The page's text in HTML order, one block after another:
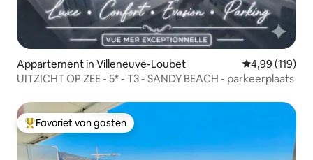
Appartement in Villeneuve-Loubet Gemiddelde
4,99 (119)
UITZICHT OP ZEE - 5* - T3 - SANDY BEACH - parkeerplaats
Topfavoriet van gasten
Favoriet van gasten